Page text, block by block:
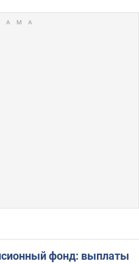
фонд: выплаты